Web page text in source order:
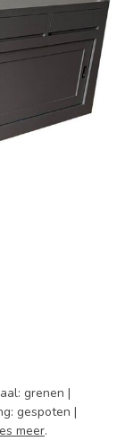
grenen |
gespoten |
meer.